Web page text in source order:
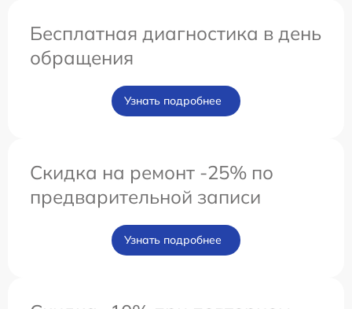
Бесплатная диагностика в день
обращения
Узнать подробнее
Скидка на ремонт -25% по
предварительной записи
Узнать подробнее